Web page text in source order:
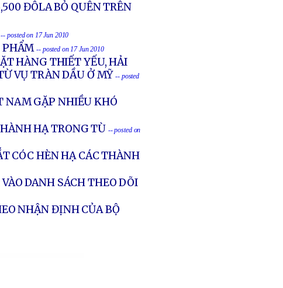
ĐÔLA BỎ QUÊN TRÊN
-- posted on 17 Jun 2010
PHẨM -- posted on 17 Jun 2010
HÀNG THIẾT YẾU, HẢI
VỤ TRÀN DẦU Ở MỸ -- posted
NAM GẶP NHIỀU KHÓ
HẠ TRONG TÙ -- posted on
CÓC HÈN HẠ CÁC THÀNH
DANH SÁCH THEO DÕI
NHẬN ĐỊNH CỦA BỘ